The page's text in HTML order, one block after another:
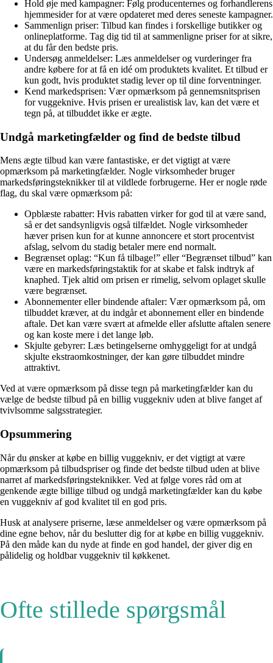
Hold øje med kampagner: Følg producenternes og forhandlerens
hjemmesider for at være opdateret med deres seneste kampagner.
Sammenlign priser: Tilbud kan findes i forskellige butikker og
onlineplatforme. Tag dig tid til at sammenligne priser for at sikre,
at du får den bedste pris.
Undersøg anmeldelser: Læs anmeldelser og vurderinger fra
andre købere for at få en idé om produktets kvalitet. Et tilbud er
kun godt, hvis produktet stadig lever op til dine forventninger.
Kend markedsprisen: Vær opmærksom på gennemsnitsprisen
for vuggeknive. Hvis prisen er urealistisk lav, kan det være et
tegn på, at tilbuddet ikke er ægte.
Undgå marketingfælder og find de bedste tilbud
Mens ægte tilbud kan være fantastiske, er det vigtigt at være
opmærksom på marketingfælder. Nogle virksomheder bruger
markedsføringsteknikker til at vildlede forbrugerne. Her er nogle røde
flag, du skal være opmærksom på:
Opblæste rabatter: Hvis rabatten virker for god til at være sand,
så er det sandsynligvis også tilfældet. Nogle virksomheder
hæver prisen kun for at kunne annoncere et stort procentvist
afslag, selvom du stadig betaler mere end normalt.
Begrænset oplag: “Kun få tilbage!” eller “Begrænset tilbud” kan
være en markedsføringstaktik for at skabe et falsk indtryk af
knaphed. Tjek altid om prisen er rimelig, selvom oplaget skulle
være begrænset.
Abonnementer eller bindende aftaler: Vær opmærksom på, om
tilbuddet kræver, at du indgår et abonnement eller en bindende
aftale. Det kan være svært at afmelde eller afslutte aftalen senere
og kan koste mere i det lange løb.
Skjulte gebyrer: Læs betingelserne omhyggeligt for at undgå
skjulte ekstraomkostninger, der kan gøre tilbuddet mindre
attraktivt.
Ved at være opmærksom på disse tegn på marketingfælder kan du
vælge de bedste tilbud på en billig vuggekniv uden at blive fanget af
tvivlsomme salgsstrategier.
Opsummering
Når du ønsker at købe en billig vuggekniv, er det vigtigt at være
opmærksom på tilbudspriser og finde det bedste tilbud uden at blive
narret af markedsføringsteknikker. Ved at følge vores råd om at
genkende ægte billige tilbud og undgå marketingfælder kan du købe
en vuggekniv af god kvalitet til en god pris.
Husk at analysere priserne, læse anmeldelser og være opmærksom på
dine egne behov, når du beslutter dig for at købe en billig vuggekniv.
På den måde kan du nyde at finde en god handel, der giver dig en
pålidelig og holdbar vuggekniv til køkkenet.
Ofte stillede spørgsmål